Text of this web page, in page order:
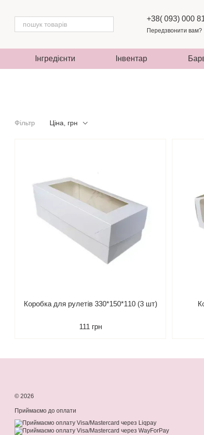
+38( 093) 000
Передзвонити вам?
Інгредієнти Інвентар
Фільтр Ціна, грн
Коробка для рулетів 330*150*110 (3 шт)
111 грн
© 2026
Приймаємо до оплати